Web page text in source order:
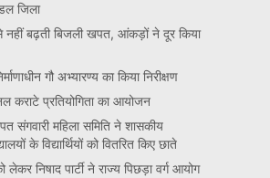
जिला
से नहीं बढ़ती बिजली खपत, आंकड़ों ने दूर किया
गौ अभ्यारण्य का किया निरीक्षण
कराटे प्रतियोगिता का आयोजन
संगवारी महिला समिति ने शासकीय
के विद्यार्थियों को वितरित किए छाते
लेकर निषाद पार्टी ने राज्य पिछड़ा वर्ग आयोग